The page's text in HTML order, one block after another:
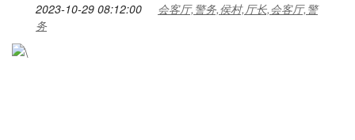
2023-10-29 08:12:00
会客厅,警务,侯村,厅长,会客厅,警
务